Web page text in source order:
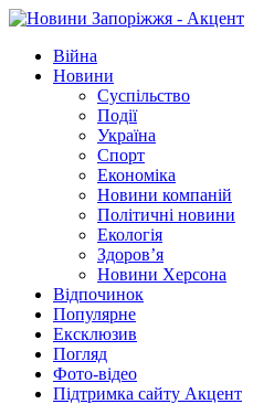
Війна
Новини
Суспільство
Події
Україна
Спорт
Економіка
Новини компаній
Політичні новини
Екологія
Здоров’я
Новини Херсона
Відпочинок
Популярне
Ексклюзив
Погляд
Фото-відео
Підтримка сайту Акцент